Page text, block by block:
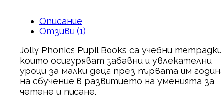
Описание
Отзиви (1)
Jolly Phonics Pupil Books са учебни
които осигуряват забавни и увлекателни
уроци за малки деца през първата им
на обучение в развитието на уменията за
четене и писане.